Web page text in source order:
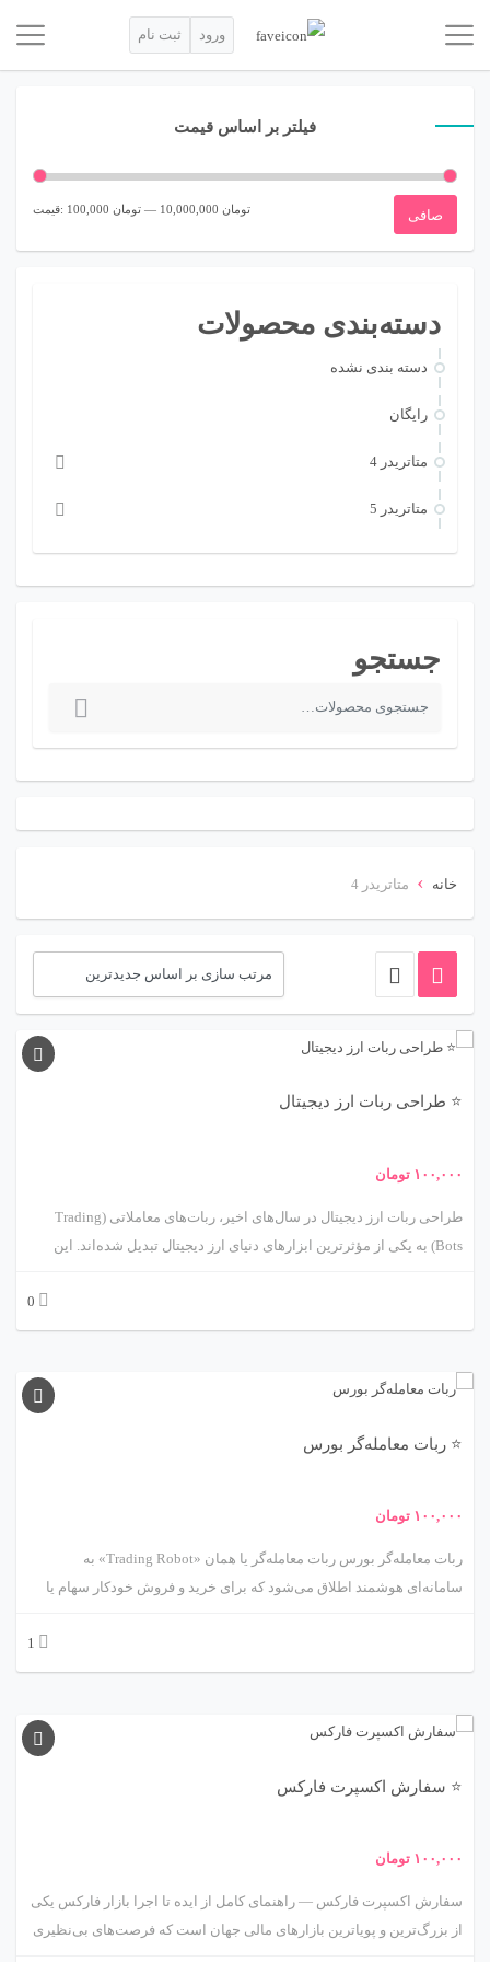
ورود ثبت نام
فیلتر بر اساس قیمت
حداقل
حداكثر صافی قيمت: 100,000 تومان — 10,000,000 تومان
دسته‌بندی محصولات
دسته بندی نشده
رایگان
متاتريدر 4
متاتريدر 5
جستجو
ی
:
خانه › متاتريدر 4
⭐ طراحی ربات ارز دیجیتال
۱۰۰,۰۰۰ تومان
طراحی ربات ارز دیجیتال در سال‌های اخیر، ربات‌های معاملاتی (Trading
Bots) به یکی از مؤثرترین ابزارهای دنیای ارز دیجیتال تبدیل شده‌اند. این
لحظه‌ای بازار، قادرند بدون دخالت انسان، خرید و فروش ارزهای دیجیتال را
انجام دهند. هدف اصلی طراحی یک ربات حرفه‌ای ارز دیجیتال، حداکثرسازی
0
⭐ ربات معامله‌گر بورس
۱۰۰,۰۰۰ تومان
ربات معامله‌گر بورس ربات معامله‌گر یا همان «Trading Robot» به
سامانه‌ای هوشمند اطلاق می‌شود که برای خرید و فروش خودکار سهام یا
عمل می‌کنند. هدف اصلی استفاده از ربات معامله‌گر، حذف احساسات
فناوری‌های مالی (FinTech) و هوش مصنوعی، ربات‌های معامله‌گر به یکی از
1
⭐ سفارش اکسپرت فارکس
۱۰۰,۰۰۰ تومان
سفارش اکسپرت فارکس — راهنمای کامل از ایده تا اجرا بازار فارکس یکی
از بزرگ‌ترین و پویاترین بازارهای مالی جهان است که فرصت‌های بی‌نظیری